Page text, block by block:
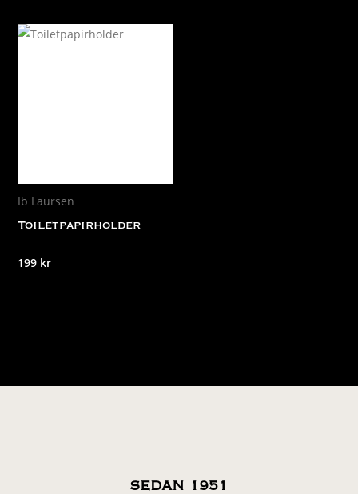
Ib Laursen
Toiletpapirholder
199 kr
SEDAN 1951